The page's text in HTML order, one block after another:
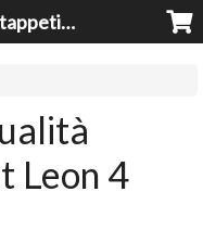
Braccioli per auto, tappeti auto, accessori auto MADE IN ITALY - Armrests, Mittelarmlehnen, Accoundoirs
Leon 4